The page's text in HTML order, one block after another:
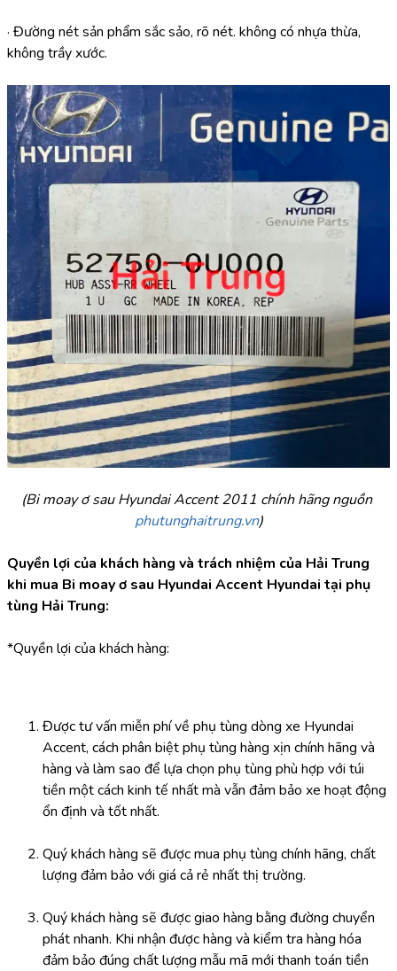
· Đường nét sản phẩm sắc sảo, rõ nét. không có nhựa thừa,
không trầy xước.
(Bi moay ơ sau Hyundai Accent 2011 chính hãng nguồn
phutunghaitrung.vn)
Quyền lợi của khách hàng và trách nhiệm của Hải Trung
khi mua Bi moay ơ sau Hyundai Accent Hyundai tại phụ
tùng Hải Trung:
*Quyền lợi của khách hàng:
Được tư vấn miễn phí về phụ tùng dòng xe Hyundai
Accent, cách phân biệt phụ tùng hàng xịn chính hãng và
hàng và làm sao để lựa chọn phụ tùng phù hợp với túi
tiền một cách kinh tế nhất mà vẫn đảm bảo xe hoạt động
ổn định và tốt nhất.
Quý khách hàng sẽ được mua phụ tùng chính hãng, chất
lượng đảm bảo với giá cả rẻ nhất thị trường.
Quý khách hàng sẽ được giao hàng bằng đường chuyển
phát nhanh. Khi nhận được hàng và kiểm tra hàng hóa
đảm bảo đúng chất lượng mẫu mã mới thanh toán tiền